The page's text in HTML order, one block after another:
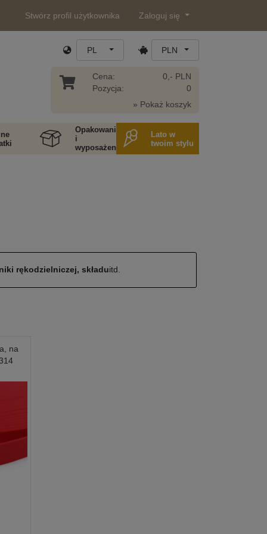
Stwórz profil użytkownika Zaloguj się
PL PLN
Cena:
Pozycja:
0,- PLN
0
» Pokaż koszyk
Opakowania
i
wyposażenie
Lato w
twoim stylu
rękodzielniczej, składuitd.
na